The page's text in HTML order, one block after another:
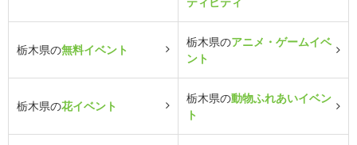
栃木県の無料イベント
栃木県のアニメ・ゲームイベ
ント
栃木県の花イベント
栃木県の動物ふれあいイベン
ト